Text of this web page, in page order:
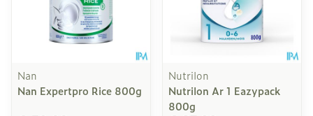
Nan
Nan Expertpro Rice 800g
Nutrilon
Nutrilon Ar 1 Eazypack
800g